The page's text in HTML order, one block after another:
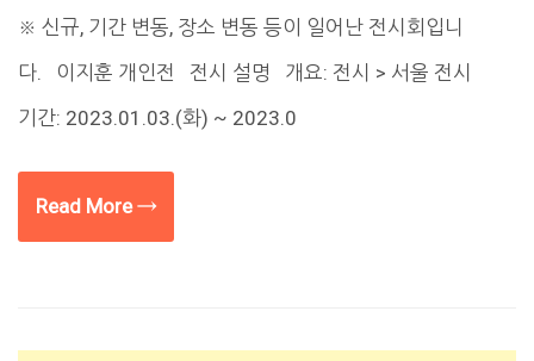
※ 신규, 기간 변동, 장소 변동 등이 일어난 전시회입니
다. 이지훈 개인전 전시 설명 개요: 전시 > 서울 전시
기간: 2023.01.03.(화) ~ 2023.0
Read More →